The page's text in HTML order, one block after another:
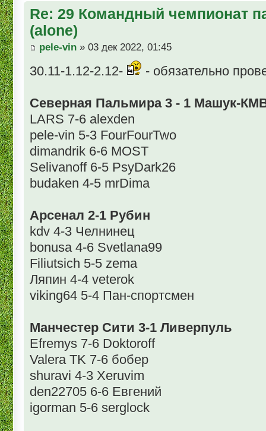
Re: 29 Командный чемпионат
(alone)
pele-vin » 03 дек 2022, 01:45
30.11-1.12-2.12- - обязательно
Северная Пальмира 3 - 1 Машук-
LARS 7-6 alexden
pele-vin 5-3 FourFourTwo
dimandrik 6-6 MOST
Selivanoff 6-5 PsyDark26
budaken 4-5 mrDima
Арсенал 2-1 Рубин
kdv 4-3 Челнинец
bonusa 4-6 Svetlana99
Filiutsich 5-5 zema
Ляпин 4-4 veterok
viking64 5-4 Пан-спортсмен
Манчестер Сити 3-1 Ливерпуль
Efremys 7-6 Doktoroff
Valera TK 7-6 бобер
shuravi 4-3 Xeruvim
den22705 6-6 Евгений
igorman 5-6 serglock